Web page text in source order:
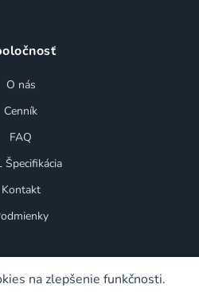
O nás
Cenník
FAQ
Špecifikácia
Kontakt
na zlepšenie funkčnosti.